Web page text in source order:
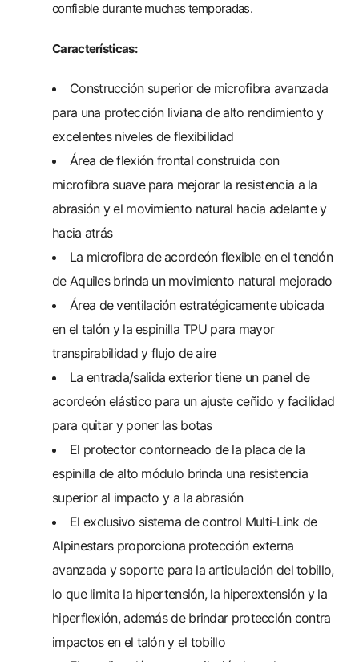
confiable durante muchas temporadas.
Características:
Construcción superior de microfibra avanzada
para una protección liviana de alto rendimiento y
excelentes niveles de flexibilidad
Área de flexión frontal construida con
microfibra suave para mejorar la resistencia a la
abrasión y el movimiento natural hacia adelante y
hacia atrás
La microfibra de acordeón flexible en el tendón
de Aquiles brinda un movimiento natural mejorado
Área de ventilación estratégicamente ubicada
en el talón y la espinilla TPU para mayor
transpirabilidad y flujo de aire
La entrada/salida exterior tiene un panel de
acordeón elástico para un ajuste ceñido y facilidad
para quitar y poner las botas
El protector contorneado de la placa de la
espinilla de alto módulo brinda una resistencia
superior al impacto y a la abrasión
El exclusivo sistema de control Multi-Link de
Alpinestars proporciona protección externa
avanzada y soporte para la articulación del tobillo,
lo que limita la hipertensión, la hiperextensión y la
hiperflexión, además de brindar protección contra
impactos en el talón y el tobillo